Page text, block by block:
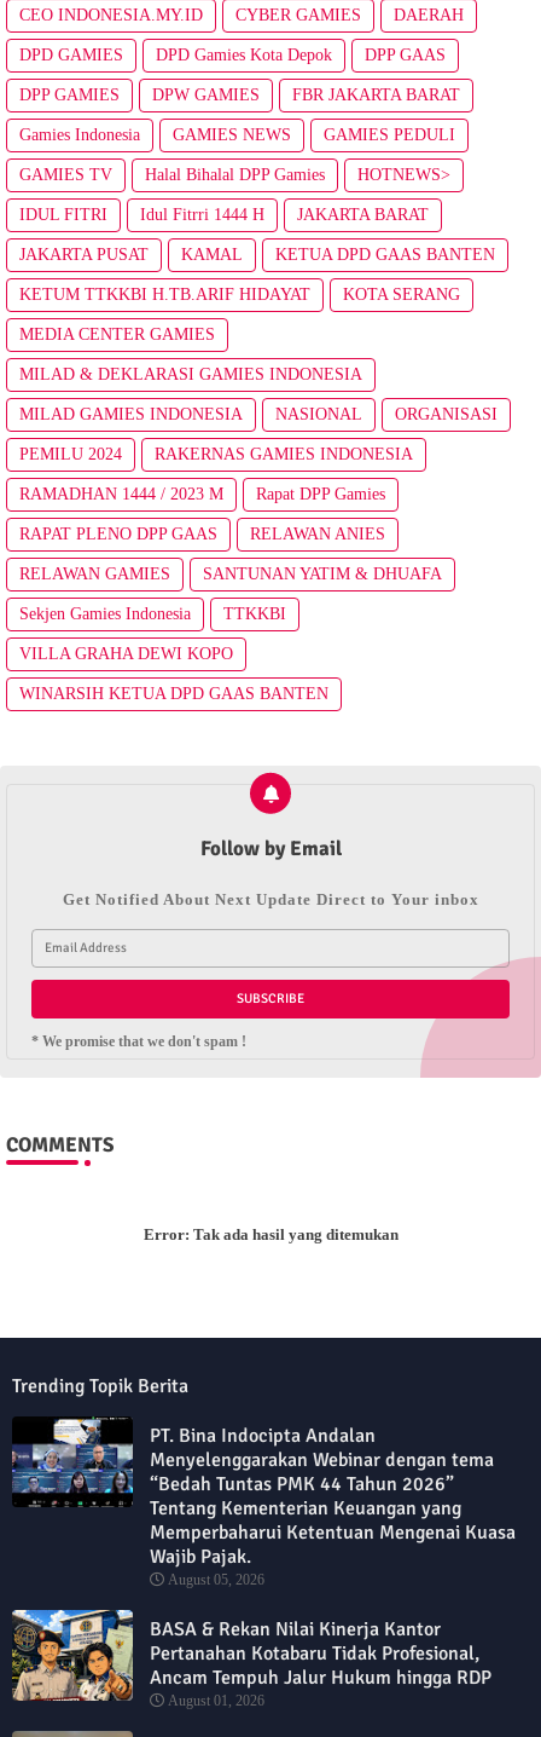
CEO INDONESIA.MY.ID CYBER GAMIES DAERAH
DPD GAMIES DPD Gamies Kota Depok DPP GAAS
DPP GAMIES DPW GAMIES FBR JAKARTA BARAT
Gamies Indonesia GAMIES NEWS GAMIES PEDULI
GAMIES TV Halal Bihalal DPP Gamies HOTNEWS>
IDUL FITRI Idul Fitrri 1444 H JAKARTA BARAT
JAKARTA PUSAT KAMAL KETUA DPD GAAS BANTEN
KETUM TTKKBI H.TB.ARIF HIDAYAT KOTA SERANG
MEDIA CENTER GAMIES
MILAD & DEKLARASI GAMIES INDONESIA
MILAD GAMIES INDONESIA NASIONAL ORGANISASI
PEMILU 2024 RAKERNAS GAMIES INDONESIA
RAMADHAN 1444 / 2023 M Rapat DPP Gamies
RAPAT PLENO DPP GAAS RELAWAN ANIES
RELAWAN GAMIES SANTUNAN YATIM & DHUAFA
Sekjen Gamies Indonesia TTKKBI
VILLA GRAHA DEWI KOPO
WINARSIH KETUA DPD GAAS BANTEN
Follow by Email
Get Notified About Next Update Direct to Your inbox
* We promise that we don't spam !
COMMENTS
Error: Tak ada hasil yang ditemukan
Trending Topik Berita
PT. Bina Indocipta Andalan
Menyelenggarakan Webinar dengan tema
“Bedah Tuntas PMK 44 Tahun 2026”
Tentang Kementerian Keuangan yang
Memperbaharui Ketentuan Mengenai Kuasa
Wajib Pajak.
August 05, 2026
BASA & Rekan Nilai Kinerja Kantor
Pertanahan Kotabaru Tidak Profesional,
Ancam Tempuh Jalur Hukum hingga RDP
August 01, 2026